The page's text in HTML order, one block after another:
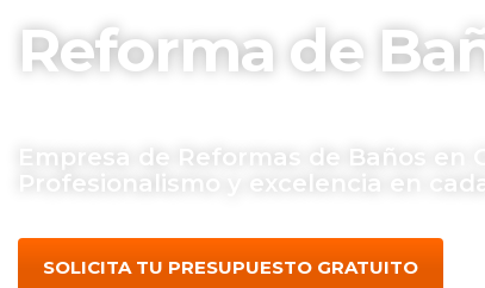
Reforma de
Empresa de Reformas de Baños en
Profesionalismo y excelencia en
SOLICITA TU PRESUPUESTO GRATUITO